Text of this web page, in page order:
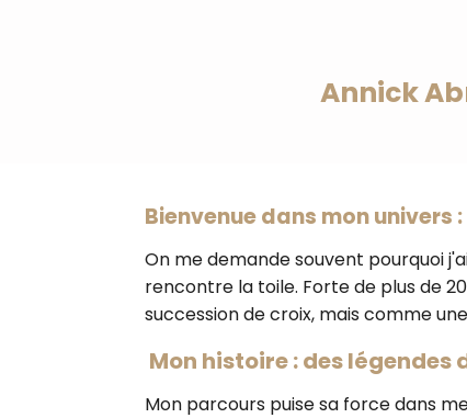
Annick
Bienvenue dans mon univers
On me demande souvent pourquoi
rencontre la toile. Forte de plus de
succession de croix, mais comme
Mon histoire : des légendes
Mon parcours puise sa force dans